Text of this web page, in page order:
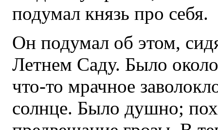
подумал князь про себя.
Он подумал об этом,
Летнем Саду. Было
что-то мрачное
солнце. Было душно;